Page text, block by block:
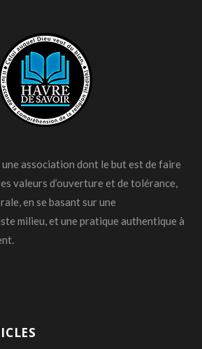
association dont le but est de faire
valeurs d’ouverture et de tolérance,
en se basant sur une
milieu, et une pratique authentique à